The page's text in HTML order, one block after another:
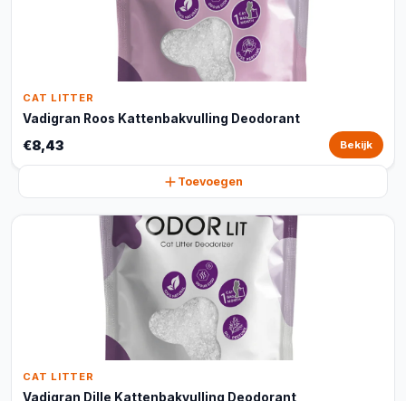
CAT LITTER
Vadigran Roos Kattenbakvulling Deodorant
€8,43 Bekijk
Toevoegen
CAT LITTER
Vadigran Dille Kattenbakvulling Deodorant